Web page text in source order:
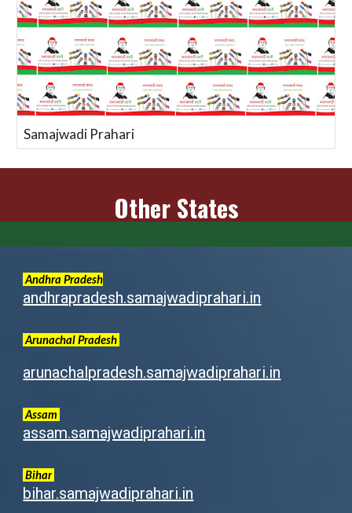
Samajwadi Prahari
Other States
Andhra Pradesh
andhrapradesh.samajwadiprahari.in
ArunachalPradesh
arunachalpradesh.samajwadiprahari.in
Assam
assam.samajwadiprahari.in
Bihar
bihar.samajwadiprahari.in